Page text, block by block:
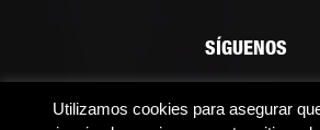
SÍGUENOS
Utilizamos cookies para asegurar